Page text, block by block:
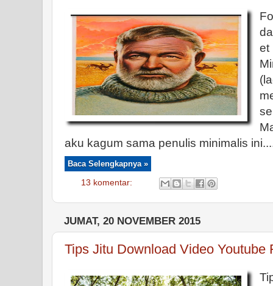
et
aku kagum sama penulis minimalis
Baca Selengkapnya »
13 komentar:
JUMAT, 20 NOVEMBER 2015
Tips Jitu Download Video Youtube